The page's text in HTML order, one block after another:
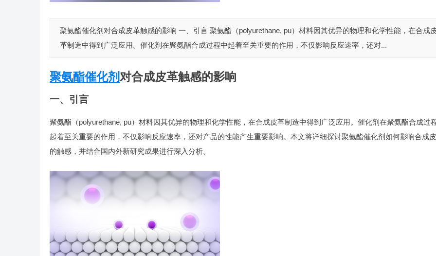
聚氨酯催化剂对合成皮革触感的影响 一、引言 聚氨酯（polyurethane, pu）材料因其优异的物理和化学性能，在合成
革制造中得到广泛应用。催化剂在聚氨酯合成过程中起着至关重要的作用，不仅影响反应速率，还对...
聚氨酯催化剂 对合成皮革触感的影响
一、引言
聚氨酯（polyurethane, pu）材料因其优异的物理和化学性能，在合成皮革制造中得到广泛应用。催化剂在聚氨酯合成过
起着至关重要的作用，不仅影响反应速率，还对产品的性能产生重要影响。本文将详细探讨聚氨酯催化剂如何影响合成
的触感，并结合国内外新研究成果进行深入分析。